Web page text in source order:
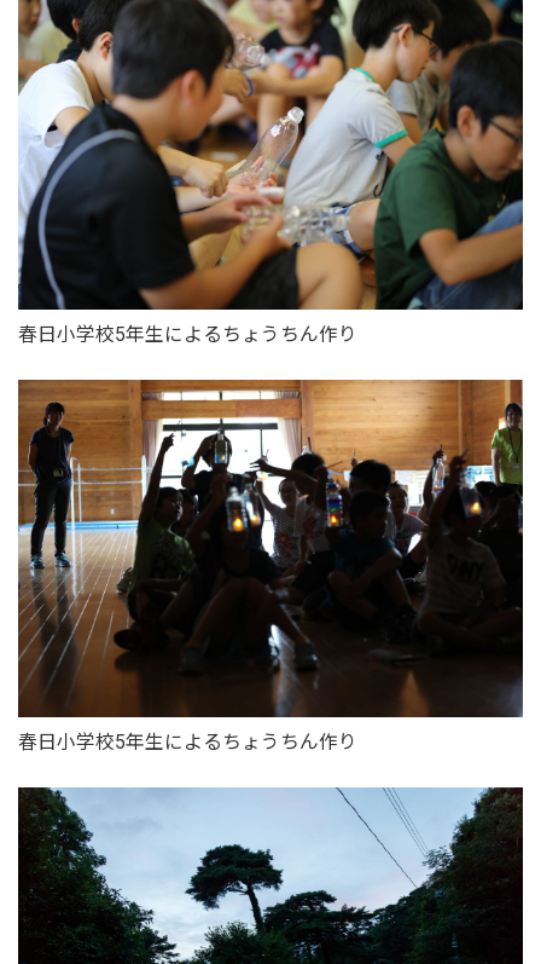
春日小学校5年生によるちょうちん作り
春日小学校5年生によるちょうちん作り